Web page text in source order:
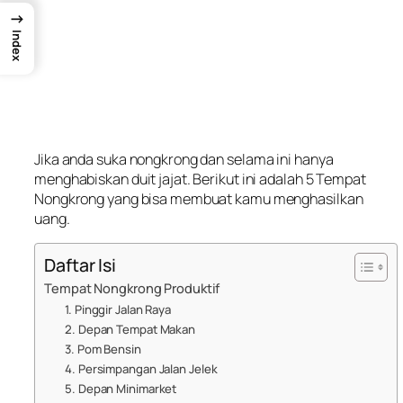
Jika anda suka nongkrong dan selama ini hanya
menghabiskan duit jajat. Berikut ini adalah 5 Tempat
Nongkrong yang bisa membuat kamu menghasilkan
uang.
Daftar Isi
Tempat Nongkrong Produktif
1. Pinggir Jalan Raya
2. Depan Tempat Makan
3. Pom Bensin
4. Persimpangan Jalan Jelek
5. Depan Minimarket
→
Index